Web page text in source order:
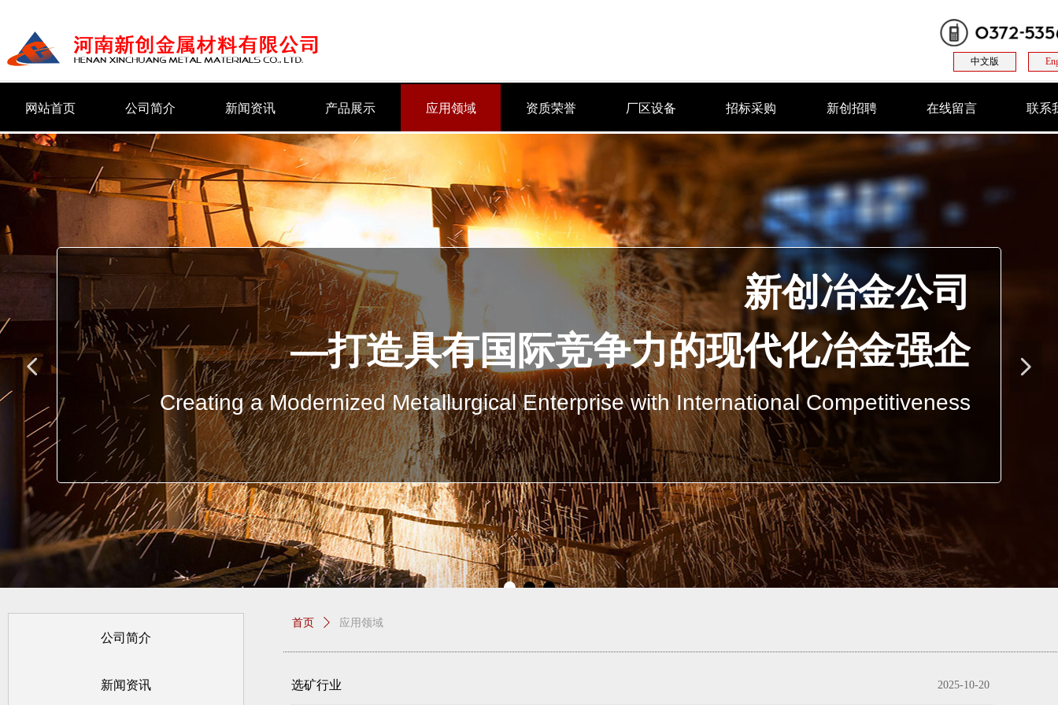
新创冶金公司
—打造具有国际竞争力的现代化冶金强企
Creating a Modernized Metallurgical Enterprise with International Competitiveness
넳 넲
网站首页 公司简介 新闻资讯 产品展示 应用领域 资质荣誉 厂区设备 招标采购 新创招聘 在线留言 联系
中文版
公司简介
新闻资讯
首页 ꄲ 应用领域
2025-10-20
选矿行业